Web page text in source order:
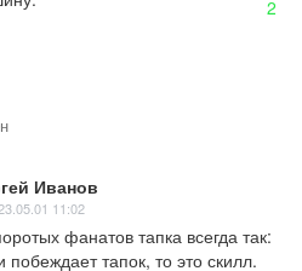
2
Иванов
11:02
фанатов тапка всегда так:
побеждает тапок, то это скилл.